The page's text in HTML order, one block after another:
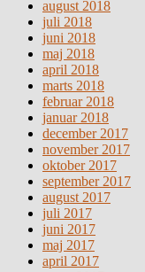
august 2018
juli 2018
juni 2018
maj 2018
april 2018
marts 2018
februar 2018
januar 2018
december 2017
november 2017
oktober 2017
september 2017
august 2017
juli 2017
juni 2017
maj 2017
april 2017